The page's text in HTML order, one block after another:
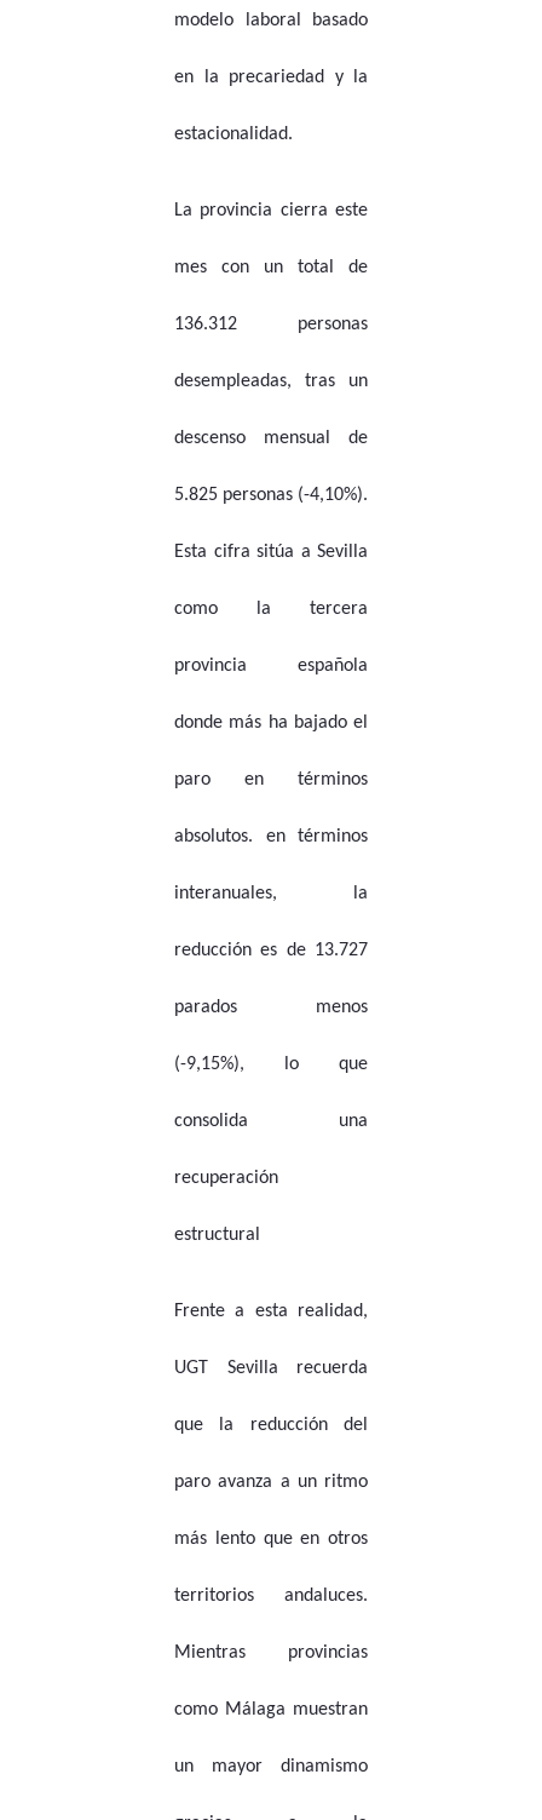
modelo laboral basado
en la precariedad y la
estacionalidad.
La provincia cierra este
mes con un total de
136.312 personas
desempleadas, tras un
descenso mensual de
5.825 personas (-4,10%).
Esta cifra sitúa a Sevilla
como la tercera
provincia española
donde más ha bajado el
paro en términos
absolutos. en términos
interanuales, la
reducción es de 13.727
parados menos
(-9,15%), lo que
consolida una
recuperación
estructural
Frente a esta realidad,
UGT Sevilla recuerda
que la reducción del
paro avanza a un ritmo
más lento que en otros
territorios andaluces.
Mientras provincias
como Málaga muestran
un mayor dinamismo